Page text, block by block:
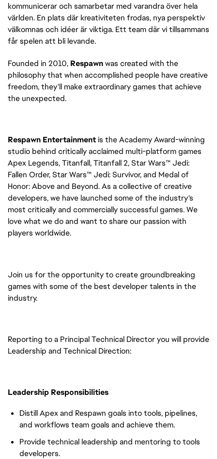
kommunicerar och samarbetar med varandra över hela
världen. En plats där kreativiteten frodas, nya perspektiv
välkomnas och idéer är viktiga. Ett team där vi tillsammans
får spelen att bli levande.
Founded in 2010, Respawnwas created with the
philosophy that when accomplished people have creative
freedom, they'll make extraordinary games that achieve
the unexpected.
Respawn Entertainmentis the Academy Award-winning
studio behind critically acclaimed multi-platform games
Apex Legends, Titanfall, Titanfall 2, Star Wars™ Jedi:
Fallen Order, Star Wars™ Jedi: Survivor, and Medal of
Honor: Above and Beyond. As a collective of creative
developers, we have launched some of the industry's
most critically and commercially successful games. We
love what we do and want to share our passion with
players worldwide.
Join us for the opportunity to create groundbreaking
games with some of the best developer talents in the
industry.
Reporting to a Principal Technical Director you will provide
Leadership and Technical Direction:
Leadership Responsibilities
Distill Apex and Respawn goals into tools, pipelines,
and workflows team goals and achieve them.
Provide technical leadership and mentoring to tools
developers.